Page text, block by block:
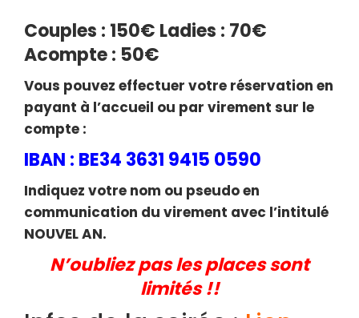
Couples : 150€ Ladies : 70€
Acompte : 50€
Vous pouvez effectuer votre réservation en
payant à l’accueil ou par virement sur le
compte :
IBAN : BE34 3631 9415 0590
Indiquez votre nom ou pseudo en
communication du virement avec l’intitulé
NOUVEL AN.
N’oubliez pas les places sont
limités !!